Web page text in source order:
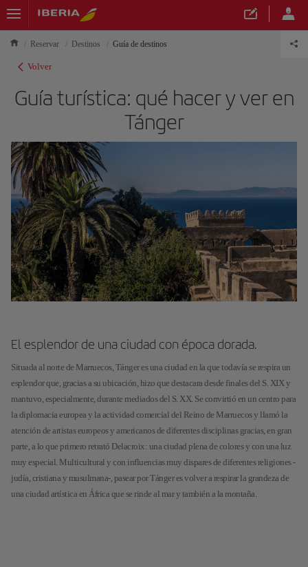
Reservar Destinos Guía de destinos
Volver
Guía turística: qué hacer y ver en
Tánger
El esplendor de una ciudad con época dorada.
Situada al norte de Marruecos, Tánger es una ciudad en la que todavía se respira un
esplendor que, gracias a su ubicación, hizo que destacara desde finales del S. XIX y
mantuvo, especialmente, durante mediados del S. XX. Se convirtió en un centro para
la diplomacia europea y la actividad comercial del Reino de Marruecos y llamó la
atención de artistas europeos y americanos de diferentes disciplinas gracias, en gran
parte, a lo que primero retrató Delacroix: una ciudad plena de colores y con una luz
muy especial. Multicultural y con influencias muy dispares de diferentes religiones -
judía, cristiana y musulmana-, pasear por Tánger es volver a respirar la grandeza de
una ciudad artística en África que se rinde al mar y también a la montaña.